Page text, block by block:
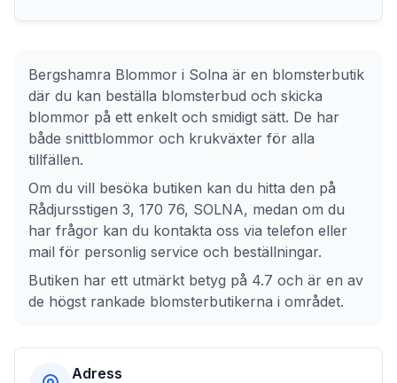
Bergshamra Blommor i Solna är en blomsterbutik
där du kan beställa blomsterbud och skicka
blommor på ett enkelt och smidigt sätt. De har
både snittblommor och krukväxter för alla
tillfällen.
Om du vill besöka butiken kan du hitta den på
Rådjursstigen 3, 170 76, SOLNA, medan om du
har frågor kan du kontakta oss via telefon eller
mail för personlig service och beställningar.
Butiken har ett utmärkt betyg på 4.7 och är en av
de högst rankade blomsterbutikerna i området.
Adress